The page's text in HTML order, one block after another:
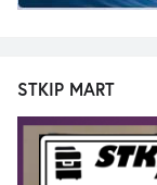
STKIP MART